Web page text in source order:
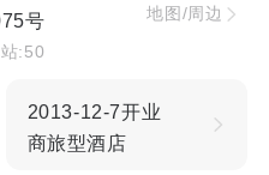
号
:50
地图/周边
2013-12-7开业
商旅型酒店